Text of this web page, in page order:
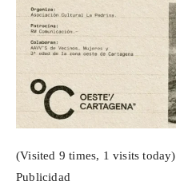
(Visited 9 times, 1 visits today)
Publicidad